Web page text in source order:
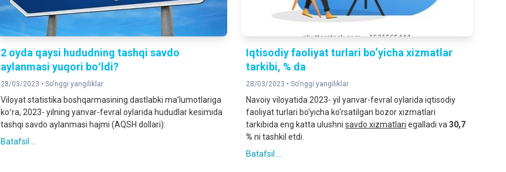
2 oyda qaysi hududning tashqi savdo
aylanmasi yuqori boʻldi?
28/03/2023 • So'nggi yangiliklar
Viloyat statistika boshqarmasining dastlabki maʼlumotlariga
koʻra, 2023- yilning yanvar-fevral oylarida hududlar kesimida
tashqi savdo aylanmasi hajmi (AQSH dollari):
Batafsil ...
Iqtisodiy faoliyat turlari bo‘yicha xizmatlar
tarkibi, % da
28/03/2023 •So'nggi yangiliklar
Navoiy viloyatida 2023- yil yanvar-fevral oylarida iqtisodiy
faoliyat turlari bo‘yicha ko‘rsatilgan bozor xizmatlari
tarkibida eng katta ulushnisavdo xizmatlari egalladi va30,7
% ni tashkil etdi.
Batafsil ...